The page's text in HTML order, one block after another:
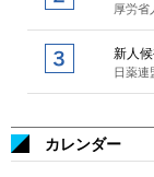
厚労省
新人
日薬連
カレンダー